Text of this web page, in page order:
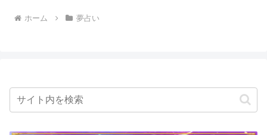
ホーム 夢占い